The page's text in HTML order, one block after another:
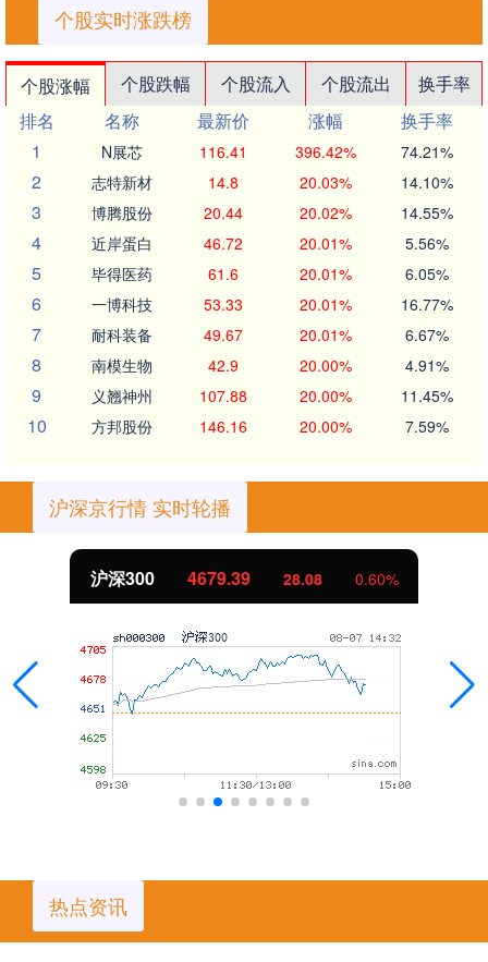
个股实时涨跌榜
个股涨幅 个股跌幅 个股流入 个股流出
换手率
排名
名称 最新价 涨幅
换手率
1
N展芯 116.41 396.42% 74.21%
2 志特新材 14.8 20.03% 14.10%
3 博腾股份 20.44 20.02% 14.55%
4 近岸蛋白 46.72 20.01% 5.56%
5 毕得医药 61.6 20.01% 6.05%
6 一博科技 53.33 20.01% 16.77%
7 耐科装备 49.67 20.01% 6.67%
8 南模生物 42.9 20.00% 4.91%
9 义翘神州 107.88 20.00% 11.45%
10 方邦股份 146.16 20.00% 7.59%
沪深京行情 实时轮播
沪深300 4679.39 28.08 0.60%
热点资讯